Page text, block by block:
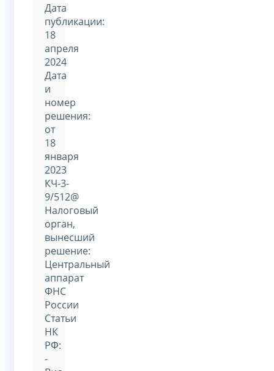
Дата
публикации:
18
апреля
2024
Дата
и
номер
решения:
от
18
января
2023
КЧ-3-
9/512@
Налоговый
орган,
вынесший
решение:
Центральный
аппарат
ФНС
России
Статьи
НК
РФ:
-